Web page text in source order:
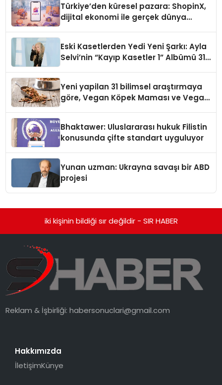
Türkiye’den küresel pazara: ShopinX,
dijital ekonomi ile gerçek dünya
Eski Kasetlerden Yedi Yeni Şarkı: Ayla
Selvi’nin “Kayıp Kasetler 1” Albümü 31
Yeni yapilan 31 bilimsel araştırmaya
göre, Vegan Köpek Maması ve Vegan
Bhaktawer: Uluslararası hukuk Filistin
konusunda çifte standart uyguluyor
Yunan uzman: Ukrayna savaşı bir ABD
projesi
iki kişinin bildiği sır değildir - SIR HABER
Reklam & İşbirliği:habersonuclari@gmail.com
Hakkımızda
İletişimKünye